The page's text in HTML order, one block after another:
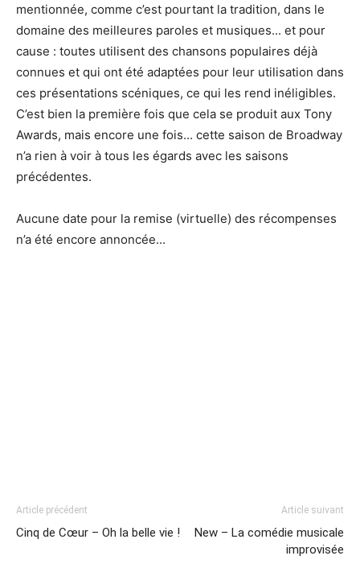
mentionnée, comme c’est pourtant la tradition, dans le
domaine des meilleures paroles et musiques... et pour
cause : toutes utilisent des chansons populaires déjà
connues et qui ont été adaptées pour leur utilisation dans
ces présentations scéniques, ce qui les rend inéligibles.
C’est bien la première fois que cela se produit aux Tony
Awards, mais encore une fois... cette saison de Broadway
n’a rien à voir à tous les égards avec les saisons
précédentes.
Aucune date pour la remise (virtuelle) des récompenses
n’a été encore annoncée...
Article précédent
Cinq de Cœur – Oh la belle vie !
Article suivant
New – La comédie musicale
improvisée